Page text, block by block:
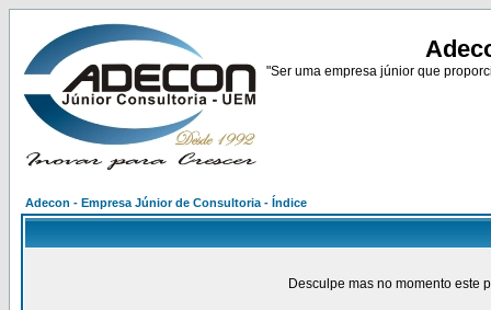
"Ser uma empresa júnior que
Adecon - Empresa Júnior de Consultoria - Índice
Desculpe mas no momento este